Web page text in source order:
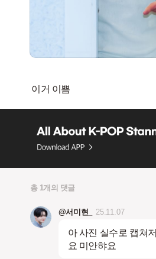
총 1개의 댓글
@서미현_ 25.11.07
아 사진 실수로 캡쳐
요 미안햐요